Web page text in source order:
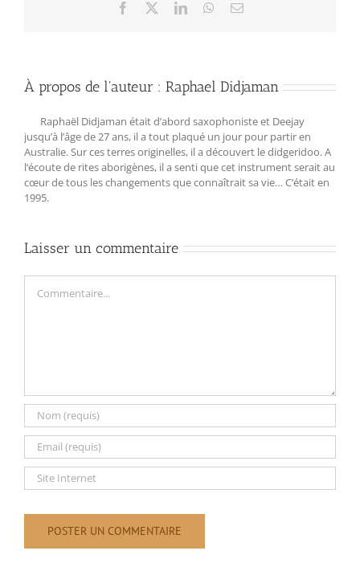
Facebook LinkedInWhatsApp
Email
À propos de l'auteur : Raphael Didjaman
Raphaël Didjaman était d’abord saxophoniste et Deejay
jusqu’à l’âge de 27 ans, il a tout plaqué un jour pour partir en
Australie. Sur ces terres originelles, il a découvert le didgeridoo. A
l‘écoute de rites aborigènes, il a senti que cet instrument serait au
cœur de tous les changements que connaîtrait sa vie… C‘était en
1995.
Laisser un commentaire